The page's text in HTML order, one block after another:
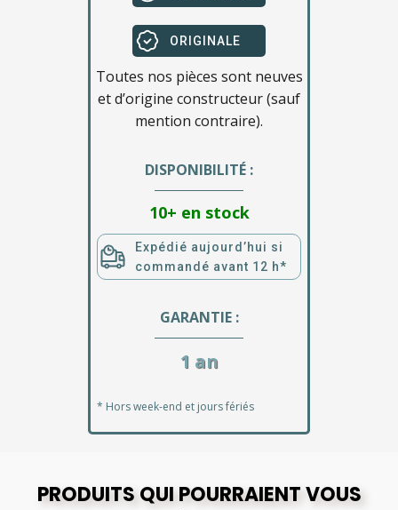
ORIGINALE
Toutes nos pièces sont neuves
et d’origine constructeur (sauf
mention contraire).
DISPONIBILITÉ :
10+ en stock
Expédié aujourd’hui si
commandé avant 12 h*
GARANTIE :
1 an
* Hors week-end et jours fériés
PRODUITS QUI POURRAIENT VOUS